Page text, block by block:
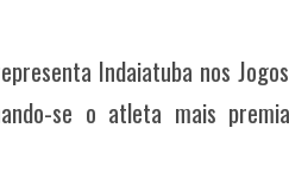
Indaiatuba nos
se o atleta mais